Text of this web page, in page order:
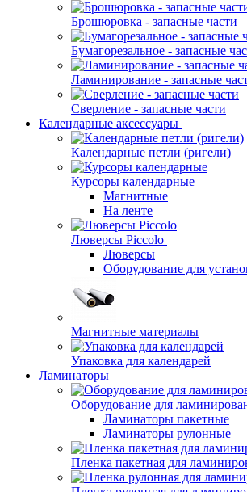
Брошюровка - запасные части
Бумагорезальное - запасные
Ламинирование - запасные
Сверление - запасные части
Календарные аксессуары
Календарные петли (ригели)
Курсоры календарные
Магнитные
На ленте
Люверсы Piccolo
Люверсы
Оборудование для
Магнитные материалы
Упаковка для календарей
Ламинаторы
Оборудование для
Ламинаторы пакетные
Ламинаторы рулонные
Пленка пакетная для